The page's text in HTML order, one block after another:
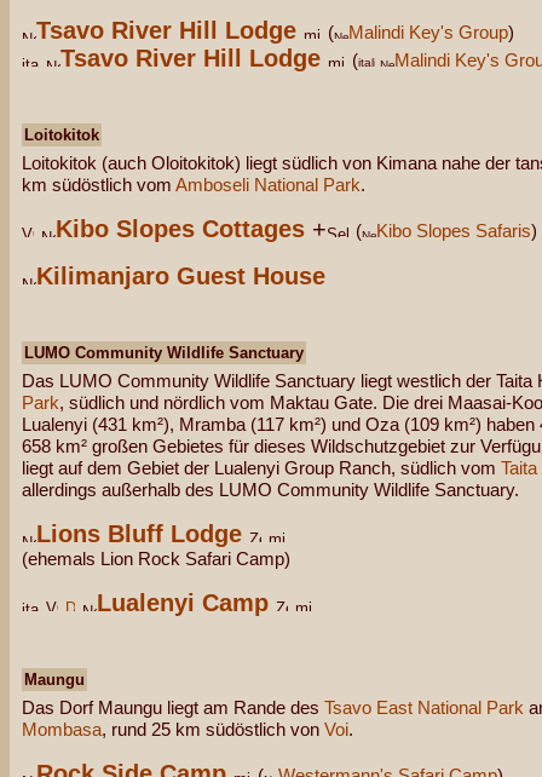
Tsavo River Hill Lodge ( Malindi Key's Group)
Tsavo River Hill Lodge ( Malindi Key's
Loitokitok
Loitokitok (auch Oloitokitok) liegt südlich von Kimana nahe der
km südöstlich vom Amboseli National Park.
Kibo Slopes Cottages + ( Kibo Slopes Safaris)
Kilimanjaro Guest House
LUMO Community Wildlife Sanctuary
Das LUMO Community Wildlife Sanctuary liegt westlich der
Park, südlich und nördlich vom Maktau Gate. Die drei Maasai-
Lualenyi (431 km²), Mramba (117 km²) und Oza (109 km²)
658 km² großen Gebietes für dieses Wildschutzgebiet zur
liegt auf dem Gebiet der Lualenyi Group Ranch, südlich vom
allerdings außerhalb des LUMO Community Wildlife Sanctuary.
Lions Bluff Lodge
(ehemals Lion Rock Safari Camp)
Lualenyi Camp
Maungu
Das Dorf Maungu liegt am Rande des Tsavo East National Park
Mombasa, rund 25 km südöstlich von Voi.